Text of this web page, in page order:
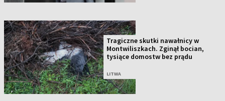
Tragiczne skutki nawałnicy w
Montwiliszkach. Zginął bocian,
tysiące domostw bez prądu
LITWA